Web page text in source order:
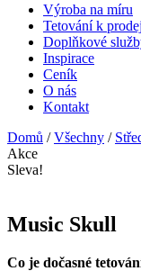
Výroba na míru
Tetování k
Doplňkové
Inspirace
Ceník
O nás
Kontakt
Domů /Všechny /
Akce
Sleva!
Music Skull
Co je dočasné